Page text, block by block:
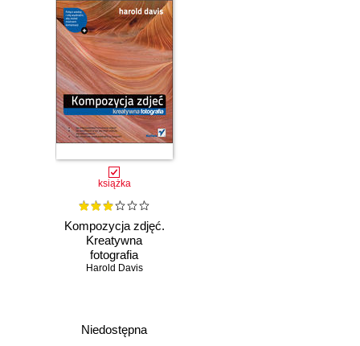
książka
Kompozycja zdjęć.
Kreatywna
fotografia
Harold Davis
Niedostępna